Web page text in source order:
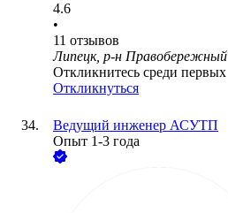
4.6
•
11 отзывов
Липецк, р-н Правобережный
Откликнитесь среди первых
Откликнуться
Ведущий инженер АСУТП
Опыт 1-3 года